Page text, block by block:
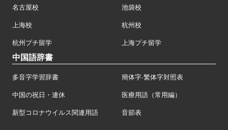
名古屋校 池袋校
上海校 杭州校
杭州プチ留学 上海プチ留学
中国語辞書
多音字学習辞書 簡体字·繁体字対照表
中国の祝日・連休 医療用語（常用編）
新型コロナウイルス関連用語 音節表